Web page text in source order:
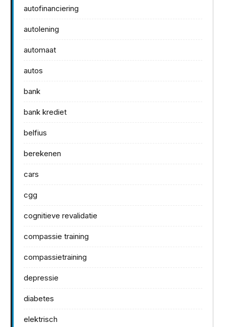
autofinanciering
autolening
automaat
autos
bank
bank krediet
belfius
berekenen
cars
cgg
cognitieve revalidatie
compassie training
compassietraining
depressie
diabetes
elektrisch